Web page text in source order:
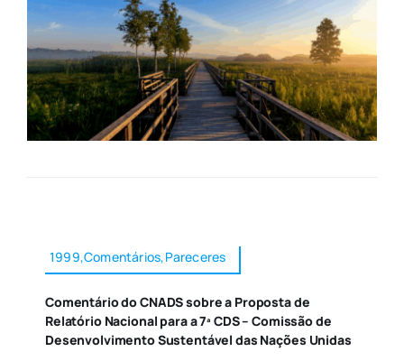
1999,Comentários,Pareceres
Comentário do CNADS sobre a Proposta de
Relatório Nacional para a 7ª CDS – Comissão de
Desenvolvimento Sustentável das Nações Unidas